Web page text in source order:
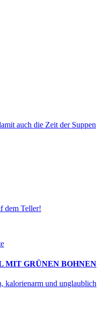
auch die Zeit der Suppen
dem Teller!
MIT GRÜNEN BOHNEN
kalorienarm und unglaublich